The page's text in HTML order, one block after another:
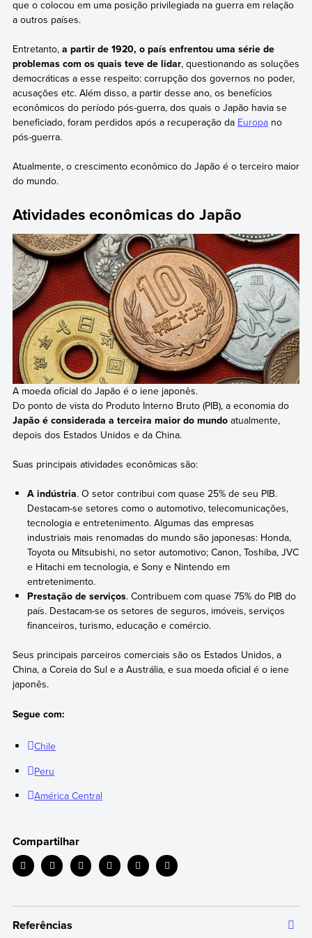
que o colocou em uma posição privilegiada na guerra em relação
a outros países.
Entretanto, a partir de 1920, o país enfrentou uma série de
problemas com os quais teve de lidar, questionando as soluções
democráticas a esse respeito: corrupção dos governos no poder,
acusações etc. Além disso, a partir desse ano, os benefícios
econômicos do período pós-guerra, dos quais o Japão havia se
beneficiado, foram perdidos após a recuperação da Europano
pós-guerra.
Atualmente, o crescimento econômico do Japão é o terceiro maior
do mundo.
Atividades econômicas do Japão
A moeda oficial do Japão é o iene japonês.
Do ponto de vista do Produto Interno Bruto (PIB), a economia do
Japão é considerada a terceira maior do mundoatualmente,
depois dos Estados Unidos e da China.
Suas principais atividades econômicas são:
A indústria. O setor contribui com quase 25% de seu PIB.
Destacam-se setores como o automotivo, telecomunicações,
tecnologia e entretenimento. Algumas das empresas
industriais mais renomadas do mundo são japonesas: Honda,
Toyota ou Mitsubishi, no setor automotivo; Canon, Toshiba, JVC
e Hitachi em tecnologia, e Sony e Nintendo em
entretenimento.
Prestação de serviços. Contribuem com quase 75% do PIB do
país. Destacam-se os setores de seguros, imóveis, serviços
financeiros, turismo, educação e comércio.
Seus principais parceiros comerciais são os Estados Unidos, a
China, a Coreia do Sul e a Austrália, e sua moeda oficial é o iene
japonês.
Segue com:
Chile
Peru
América Central
Compartilhar
Referências